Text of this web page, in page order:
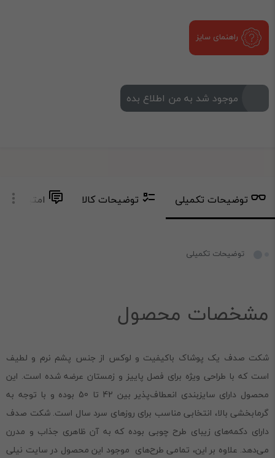
راهنمای سایز
موجود شد به من اطلاع بده
توضیحات تکمیلی توضیحات کالا امتیاز و
توضیحات تکمیلی
مشخصات محصول
شکت صدف یک پوشاک باکیفیت و لوکس از جنس پشم نرم و لطیف
است که با طراحی ویژه برای فصل پاییز و زمستان عرضه شده است. این
محصول دارای سایزبندی انعطاف‌پذیر بین 42 تا 50 بوده و با توجه به
گرمابخشی بالا، انتخابی مناسب برای روزهای سرد سال است. شکت صدف
دارای دکمه‌های زیبای طرح چوبی بوده که به آن ظاهری جذاب و مدرن
می‌دهد. علاوه بر این، تمامی طرح‌های موجود این محصول در سایت نیلی